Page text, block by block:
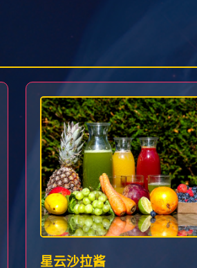
星云沙拉酱